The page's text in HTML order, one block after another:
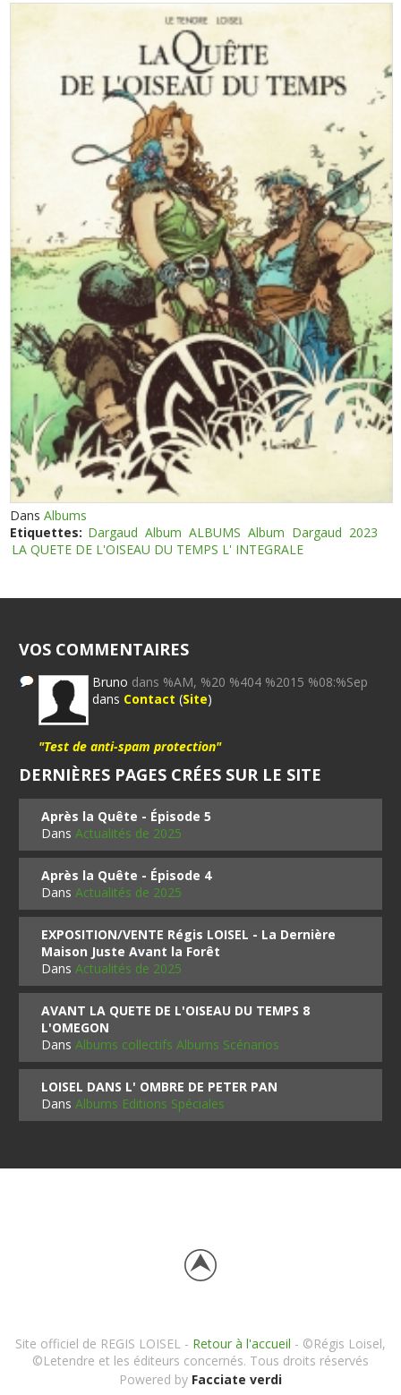
DansAlbums
Etiquettes: Dargaud Album ALBUMS Album Dargaud 2023
LA QUETE DE L'OISEAU DU TEMPS L' INTEGRALE
VOS COMMENTAIRES
Bruno dans %AM, %20 %404 %2015 %08:%Sep
dans Contact (Site)
"Test de anti-spam protection"
DERNIÈRES PAGES CRÉES SUR LE SITE
Après la Quête - Épisode 5
DansActualités de 2025
Après la Quête - Épisode 4
DansActualités de 2025
EXPOSITION/VENTE Régis LOISEL - La Dernière
Maison Juste Avant la Forêt
DansActualités de 2025
AVANT LA QUETE DE L'OISEAU DU TEMPS 8
L'OMEGON
DansAlbums collectifs Albums Scénarios
LOISEL DANS L' OMBRE DE PETER PAN
DansAlbums Editions Spéciales
Site officiel de REGIS LOISEL - Retour à l'accueil - ©Régis Loisel,
©Letendre et les éditeurs concernés. Tous droits réservés
Powered by Facciate verdi